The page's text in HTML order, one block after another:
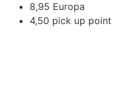
8,95 Europa
4,50 pick up point